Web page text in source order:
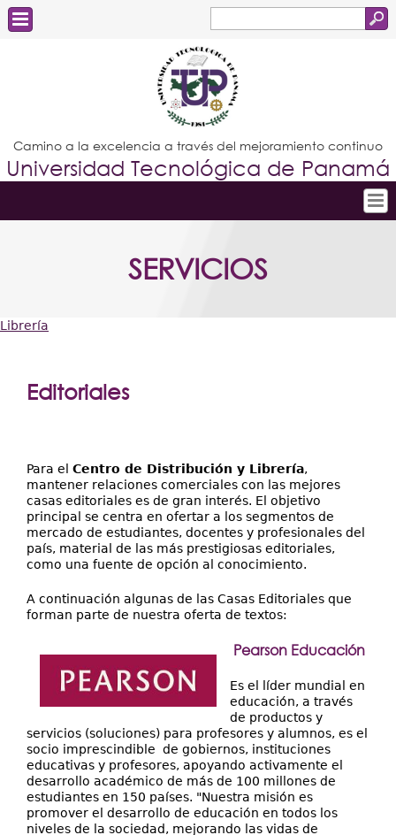
de
búsqueda
Estudiantes
Docentes
Administrativos
Graduados
Camino a la excelencia a través del mejoramiento continuo
Universidad Tecnológica de Panamá
Conoce la UTP
Centros Regionales
Servicios
Internacional
Transparencia
SERVICIOS
está
Librería
Editoriales
Para el Centro de Distribución y Librería,
mantener relaciones comerciales con las mejores
casas editoriales es de gran interés. El objetivo
principal se centra en ofertar a los segmentos de
mercado de estudiantes, docentes y profesionales del
país, material de las más prestigiosas editoriales,
como una fuente de opción al conocimiento.
A continuación algunas de las Casas Editoriales que
forman parte de nuestra oferta de textos:
Pearson Educación
Es el líder mundial en
educación, a través
de productos y
servicios (soluciones) para profesores y alumnos, es el
socio imprescindible de gobiernos, instituciones
educativas y profesores, apoyando activamente el
desarrollo académico de más de 100 millones de
estudiantes en 150 países. "Nuestra misión es
promover el desarrollo de educación en todos los
niveles de la sociedad, mejorando las vidas de